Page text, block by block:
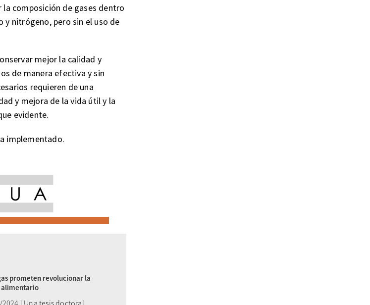
composición de gases dentro
y nitrógeno, pero sin el uso de
mejor la calidad y
de manera efectiva y sin
requieren de una
y mejora de la vida útil y la
evidente.
implementado.
prometen revolucionar la
alimentario